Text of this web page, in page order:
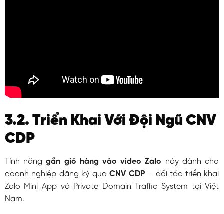
3.2. Triển Khai Với Đội Ngũ CNV
CDP
Tính nănggắn giỏ hàng vào video Zalo này dành cho
doanh nghiệp đăng ký quaCNV CDP– đối tác triển khai
Zalo Mini App và Private Domain Traffic System tại Việt
Nam.